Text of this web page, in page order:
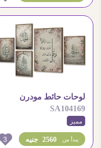
لوحات حائط مودرن
إسلامية بذكر الله وزهور
SA104169
مميز
2560 جنيه يبدأ من 3